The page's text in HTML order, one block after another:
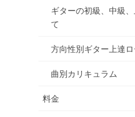
ギターの初級、中級
て
方向性別ギター上達
曲別カリキュラム
料金